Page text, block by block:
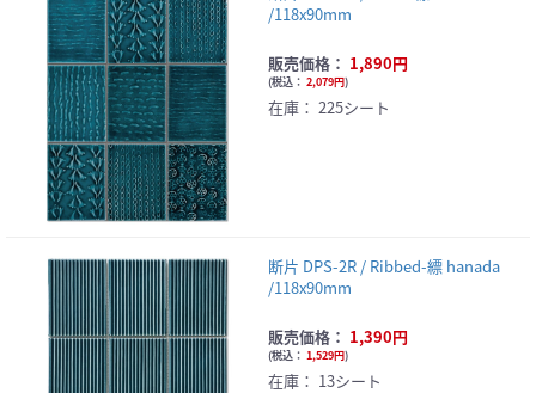
/118x90mm
販売価格： 1,890円
(税込： 2,079円)
在庫： 225シート
断片 DPS-2R / Ribbed-縹 hanada
/118x90mm
販売価格： 1,390円
(税込： 1,529円)
在庫： 13シート